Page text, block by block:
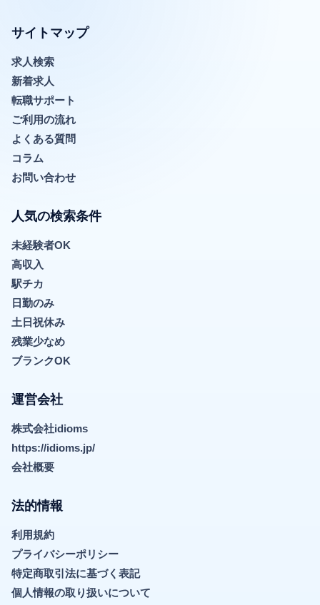
サイトマップ
求人検索
新着求人
転職サポート
ご利用の流れ
よくある質問
コラム
お問い合わせ
人気の検索条件
未経験者OK
高収入
駅チカ
日勤のみ
土日祝休み
残業少なめ
ブランクOK
運営会社
株式会社idioms
https://idioms.jp/
会社概要
法的情報
利用規約
プライバシーポリシー
特定商取引法に基づく表記
個人情報の取り扱いについて